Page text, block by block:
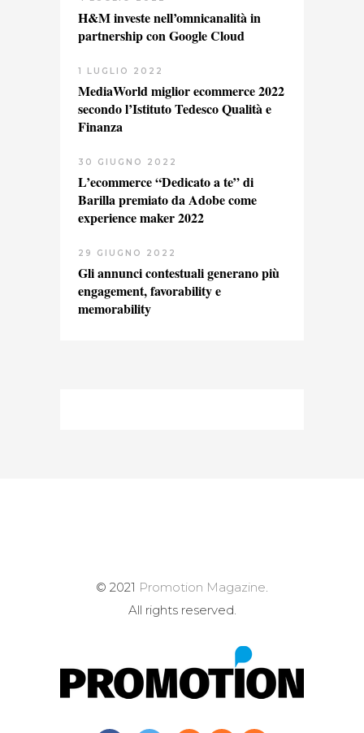
H&M investe nell’omnicanalità in
partnership con Google Cloud
1 LUGLIO 2022
MediaWorld miglior ecommerce 2022
secondo l’Istituto Tedesco Qualità e
Finanza
30 GIUGNO 2022
L’ecommerce “Dedicato a te” di
Barilla premiato da Adobe come
experience maker 2022
29 GIUGNO 2022
Gli annunci contestuali generano più
engagement, favorability e
memorability
© 2021 Promotion Magazine.
All rights reserved.